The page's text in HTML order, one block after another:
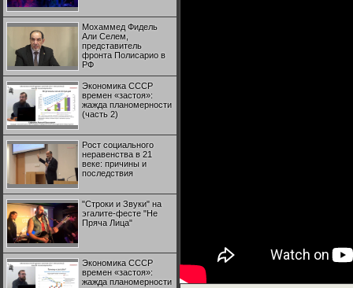
Мохаммед Фидель
Али Селем,
представитель
фронта Полисарио в
РФ
Экономика СССР
времен «застоя»:
жажда планомерности
(часть 2)
Рост социального
неравенства в 21
веке: причины и
последствия
"Строки и Звуки" на
эгалите-фесте "Не
Пряча Лица"
Экономика СССР
времен «застоя»:
жажда планомерности